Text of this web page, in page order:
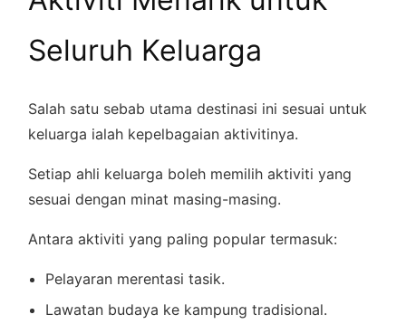
Seluruh Keluarga
Salah satu sebab utama destinasi ini sesuai untuk
keluarga ialah kepelbagaian aktivitinya.
Setiap ahli keluarga boleh memilih aktiviti yang
sesuai dengan minat masing-masing.
Antara aktiviti yang paling popular termasuk:
Pelayaran merentasi tasik.
Lawatan budaya ke kampung tradisional.